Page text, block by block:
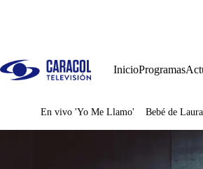
InicioProgramas
Juegos
En vivo 'Yo Me Llamo' Bebé de